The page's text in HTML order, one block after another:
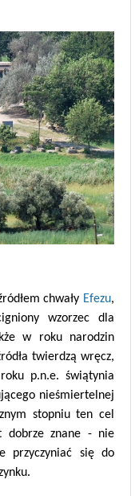
chwały Efezu,
wzorzec dla
w roku narodzin
twierdzą wręcz,
p.n.e. świątynia
nieśmiertelnej
stopniu ten cel
dobrze znane - nie
przyczyniać się do